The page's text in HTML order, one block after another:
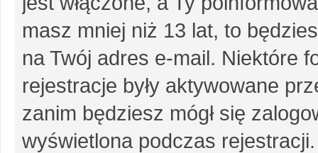
masz mniej niż 13 lat, to
na Twój adres e-mail. Niektóre
rejestracje były aktywowane
zanim będziesz mógł się
wyświetlona podczas